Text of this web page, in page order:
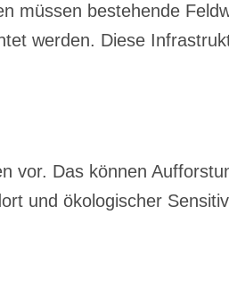
müssen bestehende
werden. Diese
vor. Das können
und ökologischer